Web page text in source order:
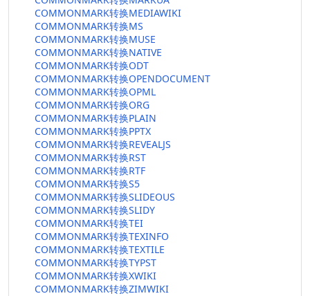
COMMONMARK转换MEDIAWIKI
COMMONMARK转换MS
COMMONMARK转换MUSE
COMMONMARK转换NATIVE
COMMONMARK转换ODT
COMMONMARK转换OPENDOCUMENT
COMMONMARK转换OPML
COMMONMARK转换ORG
COMMONMARK转换PLAIN
COMMONMARK转换PPTX
COMMONMARK转换REVEALJS
COMMONMARK转换RST
COMMONMARK转换RTF
COMMONMARK转换S5
COMMONMARK转换SLIDEOUS
COMMONMARK转换SLIDY
COMMONMARK转换TEI
COMMONMARK转换TEXINFO
COMMONMARK转换TEXTILE
COMMONMARK转换TYPST
COMMONMARK转换XWIKI
COMMONMARK转换ZIMWIKI